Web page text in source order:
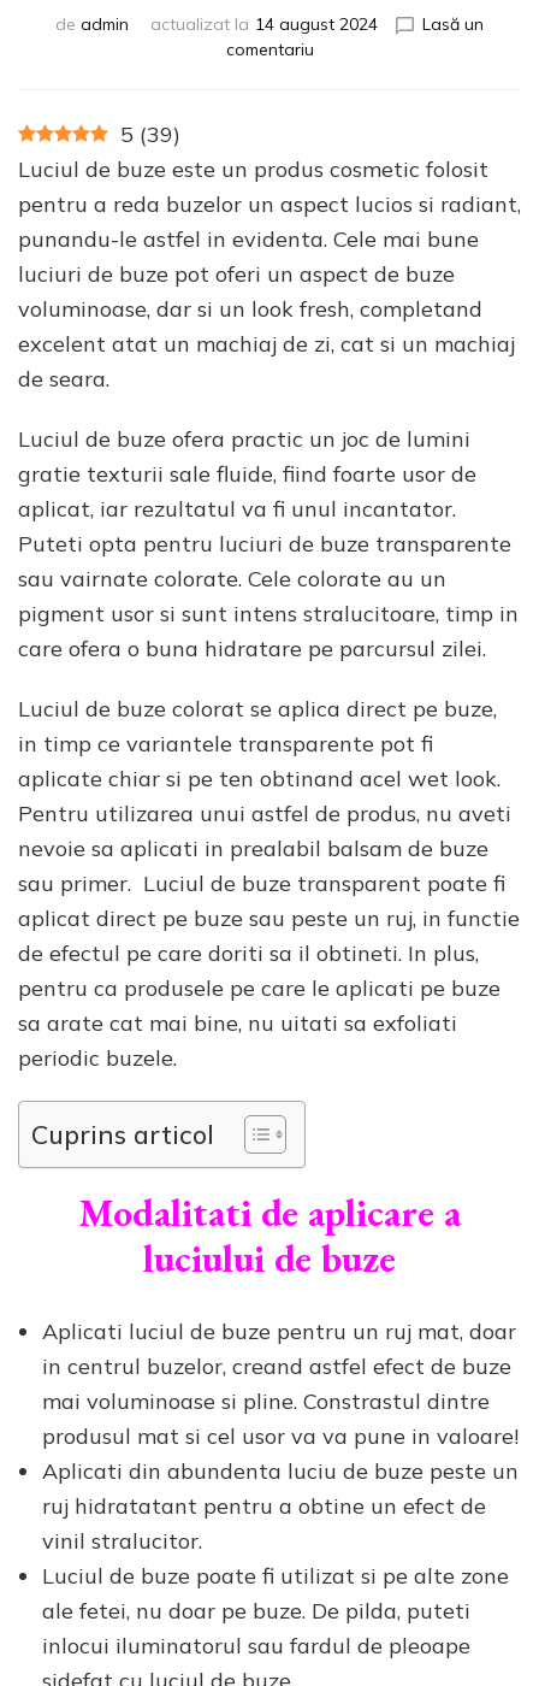
de admin actualizat la 14 august 2024
Lasă un
comentariula
de
buze
5 (39)
Luciul de buze este un produs cosmetic folosit
pentru a reda buzelor un aspect lucios si radiant,
punandu-le astfel in evidenta. Cele mai bune
luciuri de buze pot oferi un aspect de buze
voluminoase, dar si un look fresh, completand
excelent atat un machiaj de zi, cat si un machiaj
de seara.
Luciul de buze ofera practic un joc de lumini
gratie texturii sale fluide, fiind foarte usor de
aplicat, iar rezultatul va fi unul incantator.
Puteti opta pentru luciuri de buze transparente
sau vairnate colorate. Cele colorate au un
pigment usor si sunt intens stralucitoare, timp in
care ofera o buna hidratare pe parcursul zilei.
Luciul de buze colorat se aplica direct pe buze,
in timp ce variantele transparente pot fi
aplicate chiar si pe ten obtinand acel wet look.
Pentru utilizarea unui astfel de produs, nu aveti
nevoie sa aplicati in prealabil balsam de buze
sau primer. Luciul de buze transparent poate fi
aplicat direct pe buze sau peste un ruj, in functie
de efectul pe care doriti sa il obtineti. In plus,
pentru ca produsele pe care le aplicati pe buze
sa arate cat mai bine, nu uitati sa exfoliati
periodic buzele.
Cuprins articol
Modalitati de aplicare a
luciului de buze
Aplicati luciul de buze pentru un ruj mat, doar
in centrul buzelor, creand astfel efect de buze
mai voluminoase si pline. Constrastul dintre
produsul mat si cel usor va va pune in valoare!
Aplicati din abundenta luciu de buze peste un
ruj hidratatant pentru a obtine un efect de
vinil stralucitor.
Luciul de buze poate fi utilizat si pe alte zone
ale fetei, nu doar pe buze. De pilda, puteti
inlocui iluminatorul sau fardul de pleoape
sidefat cu luciul de buze.